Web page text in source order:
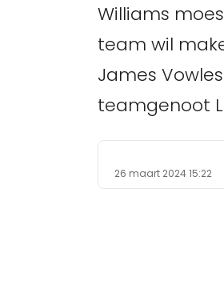
Williams
team wil
James
teamgenoot
26 maart 2024 15:22